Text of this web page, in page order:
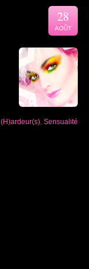
28
AOÛT
(H)ardeur(s) Sensualité